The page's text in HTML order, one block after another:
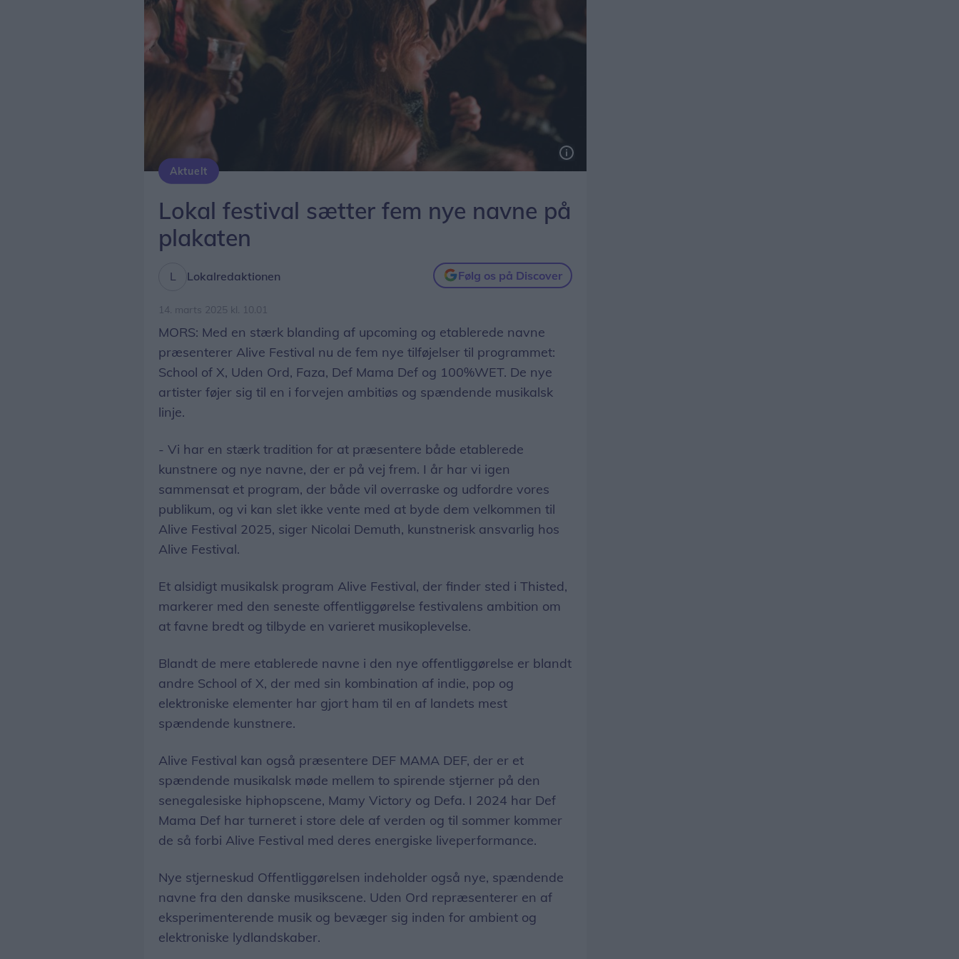
Aktuelt
Lokal festival sætter fem nye navne på
plakaten
Lokalredaktionen Følg os på Discover
14. marts 2025 kl. 10.01
MORS: Med en stærk blanding af upcoming og etablerede navne
præsenterer Alive Festival nu de fem nye tilføjelser til programmet:
School of X, Uden Ord, Faza, Def Mama Def og 100%WET. De nye
artister føjer sig til en i forvejen ambitiøs og spændende musikalsk
linje.
- Vi har en stærk tradition for at præsentere både etablerede
kunstnere og nye navne, der er på vej frem. I år har vi igen
sammensat et program, der både vil overraske og udfordre vores
publikum, og vi kan slet ikke vente med at byde dem velkommen til
Alive Festival 2025, siger Nicolai Demuth, kunstnerisk ansvarlig hos
Alive Festival.
Et alsidigt musikalsk program Alive Festival, der finder sted i Thisted,
markerer med den seneste offentliggørelse festivalens ambition om
at favne bredt og tilbyde en varieret musikoplevelse.
Blandt de mere etablerede navne i den nye offentliggørelse er blandt
andre School of X, der med sin kombination af indie, pop og
elektroniske elementer har gjort ham til en af landets mest
spændende kunstnere.
Alive Festival kan også præsentere DEF MAMA DEF, der er et
spændende musikalsk møde mellem to spirende stjerner på den
senegalesiske hiphopscene, Mamy Victory og Defa. I 2024 har Def
Mama Def har turneret i store dele af verden og til sommer kommer
de så forbi Alive Festival med deres energiske liveperformance.
Nye stjerneskud Offentliggørelsen indeholder også nye, spændende
navne fra den danske musikscene. Uden Ord repræsenterer en af
eksperimenterende musik og bevæger sig inden for ambient og
elektroniske lydlandskaber.